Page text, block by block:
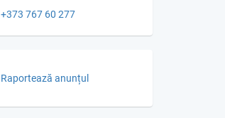
+373 767 60 277
Raportează anunțul